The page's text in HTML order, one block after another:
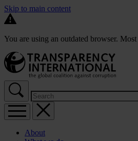
Skip to main content
You are using an outdated browser.
About